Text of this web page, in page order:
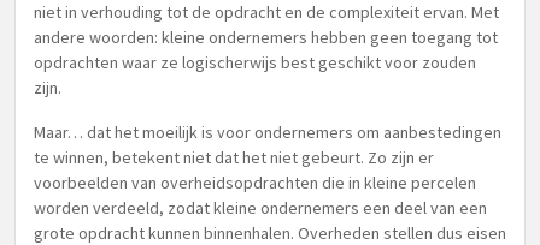
niet in verhouding tot de opdracht en de complexiteit ervan. Met
andere woorden: kleine ondernemers hebben geen toegang tot
opdrachten waar ze logischerwijs best geschikt voor zouden
zijn.
Maar… dat het moeilijk is voor ondernemers om aanbestedingen
te winnen, betekent niet dat het niet gebeurt. Zo zijn er
voorbeelden van overheidsopdrachten die in kleine percelen
worden verdeeld, zodat kleine ondernemers een deel van een
grote opdracht kunnen binnenhalen. Overheden stellen dus eisen